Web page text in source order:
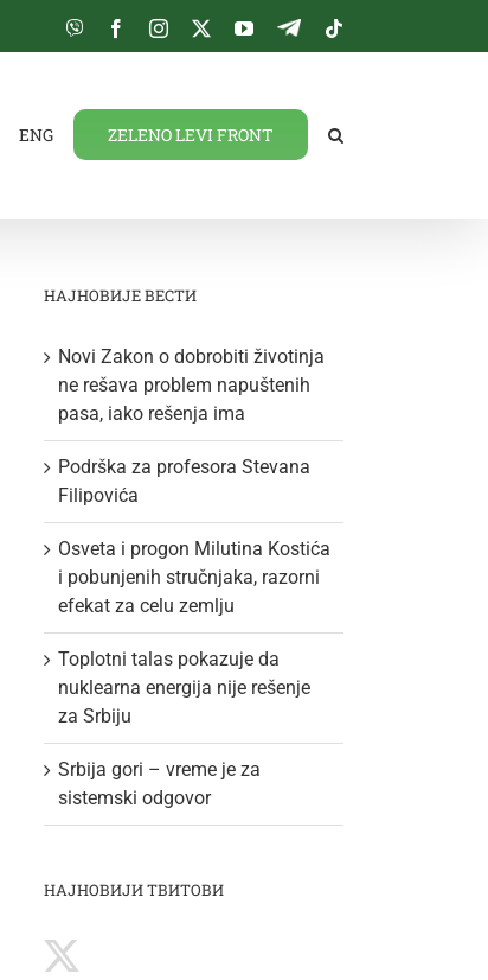
Viber FacebookInstagram
TwitterYouTube
Telegram
ENG ZELENO LEVI FRONT
НАЈНОВИЈЕ ВЕСТИ
Novi Zakon o dobrobiti životinja
ne rešava problem napuštenih
pasa, iako rešenja ima
Podrška za profesora Stevana
Filipovića
Osveta i progon Milutina Kostića
i pobunjenih stručnjaka, razorni
efekat za celu zemlju
Toplotni talas pokazuje da
nuklearna energija nije rešenje
za Srbiju
Srbija gori – vreme je za
sistemski odgovor
НАЈНОВИЈИ ТВИТОВИ